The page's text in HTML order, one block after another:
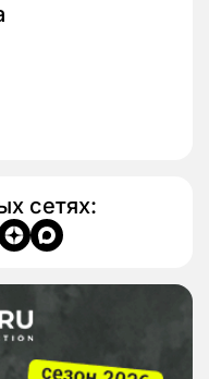
сетях: